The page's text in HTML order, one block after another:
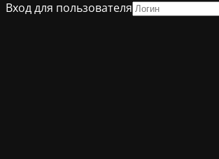
Вход для пользователя